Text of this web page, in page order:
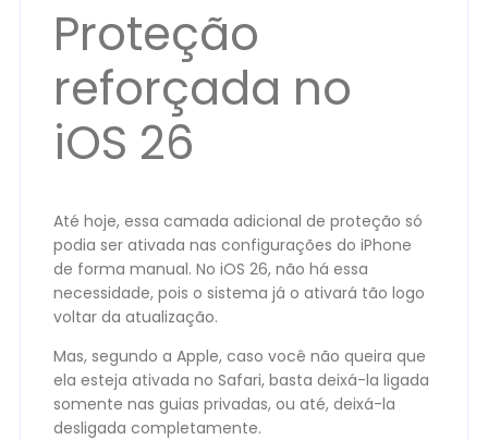
Proteção
reforçada no
iOS 26
Até hoje, essa camada adicional de proteção só
podia ser ativada nas configurações do iPhone
de forma manual. No iOS 26, não há essa
necessidade, pois o sistema já o ativará tão logo
voltar da atualização.
Mas, segundo a Apple, caso você não queira que
ela esteja ativada no Safari, basta deixá-la ligada
somente nas guias privadas, ou até, deixá-la
desligada completamente.